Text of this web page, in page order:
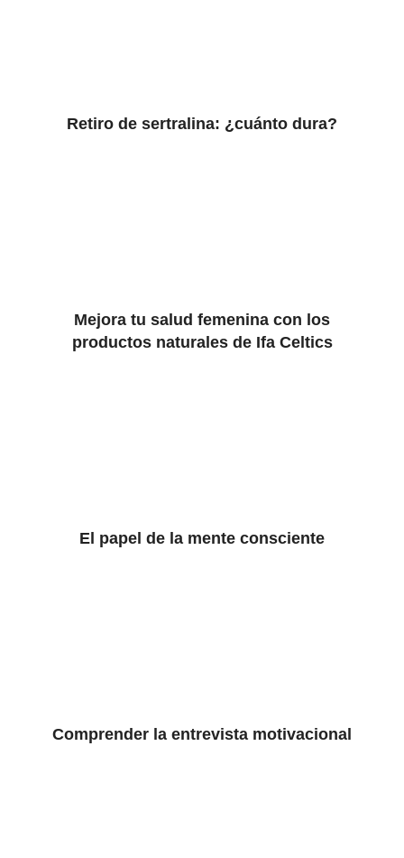
Retiro de sertralina: ¿cuánto dura?
Mejora tu salud femenina con los
productos naturales de Ifa Celtics
El papel de la mente consciente
Comprender la entrevista motivacional